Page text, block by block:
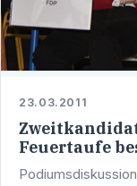
23.03.2011
Feuertaufe